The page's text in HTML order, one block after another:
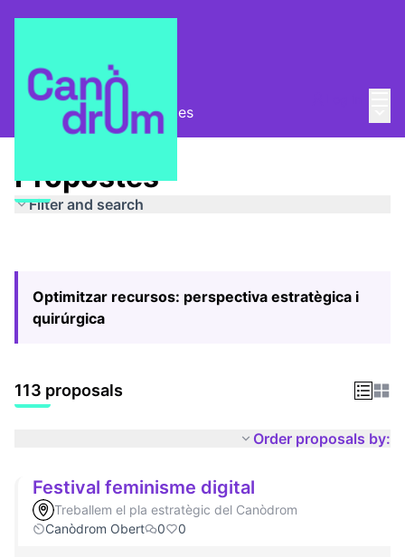
Pla Estratègic Propostes
Propostes
Filter and search
Optimitzar recursos: perspectiva estratègica i
quirúrgica
113 proposals
Order proposals by:
Festival feminisme digital
Treballem el pla estratègic del Canòdrom
Canòdrom Obert
0 0